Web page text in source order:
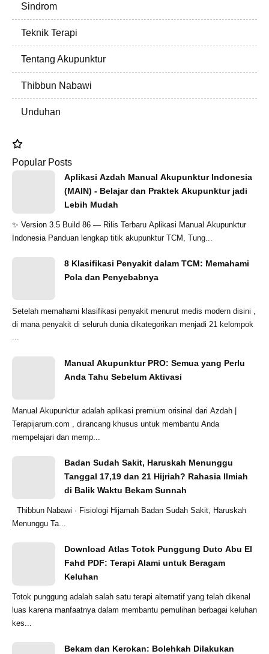
Sindrom
Teknik Terapi
Tentang Akupunktur
Thibbun Nabawi
Unduhan
Popular Posts
Aplikasi Azdah Manual Akupunktur Indonesia
(MAIN) - Belajar dan Praktek Akupunktur jadi
Lebih Mudah
✨ Version 3.5 Build 86 — Rilis Terbaru Aplikasi Manual Akupunktur
Indonesia Panduan lengkap titik akupunktur TCM, Tung...
8 Klasifikasi Penyakit dalam TCM: Memahami
Pola dan Penyebabnya
Setelah memahami klasifikasi penyakit menurut medis modern disini ,
di mana penyakit di seluruh dunia dikategorikan menjadi 21 kelompok
Manual Akupunktur PRO: Semua yang Perlu
Anda Tahu Sebelum Aktivasi
Manual Akupunktur adalah aplikasi premium orisinal dari Azdah |
Terapijarum.com , dirancang khusus untuk membantu Anda
mempelajari dan memp...
Badan Sudah Sakit, Haruskah Menunggu
Tanggal 17,19 dan 21 Hijriah? Rahasia Ilmiah
di Balik Waktu Bekam Sunnah
Menunggu Ta...
Download Atlas Totok Punggung Duto Abu El
Fahd PDF: Terapi Alami untuk Beragam
Keluhan
Totok punggung adalah salah satu terapi alternatif yang telah dikenal
luas karena manfaatnya dalam membantu pemulihan berbagai keluhan
kes...
Bekam dan Kerokan: Bolehkah Dilakukan